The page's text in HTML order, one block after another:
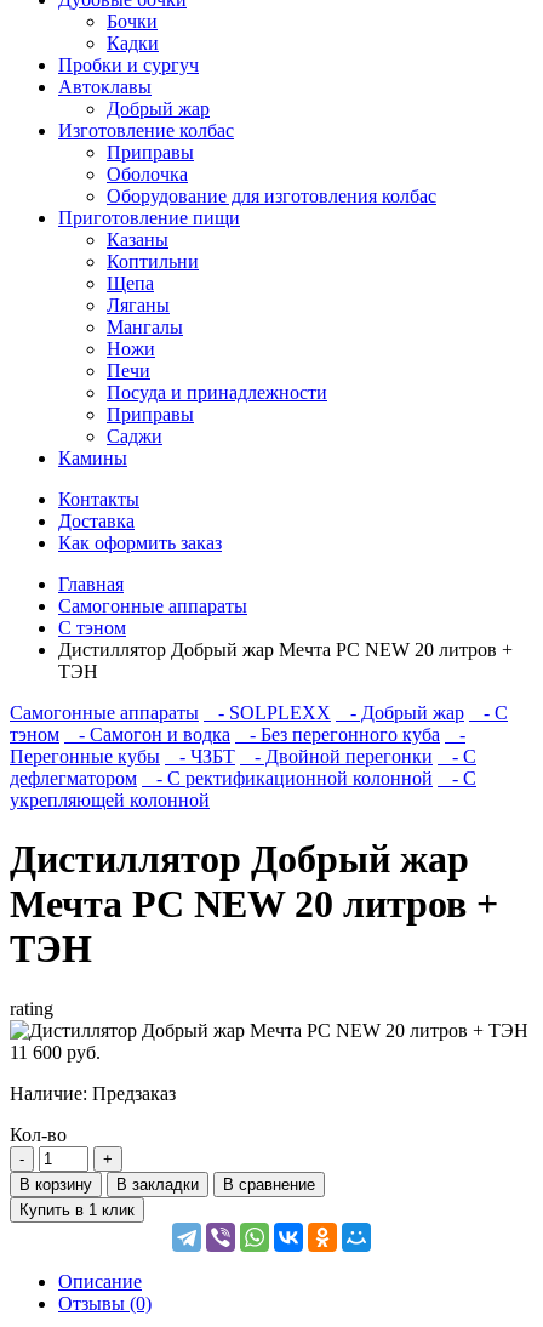
Бочки
Кадки
Пробки и сургуч
Автоклавы
Добрый жар
Изготовление колбас
Приправы
Оболочка
Оборудование для изготовления колбас
Приготовление пищи
Казаны
Коптильни
Щепа
Ляганы
Мангалы
Ножи
Печи
Посуда и принадлежности
Приправы
Саджи
Камины
Контакты
Доставка
Как оформить заказ
Главная
Самогонные аппараты
С тэном
Дистиллятор Добрый жар Мечта PC NEW 20 литров +
ТЭН
Самогонные аппараты
- SOLPLEXX - Добрый жар
- С
тэном
- Самогон и водка - Без перегонного куба
-
Перегонные кубы
- ЧЗБТ - Двойной перегонки
- С
дефлегматором
- С ректификационной колонной
- С
укрепляющей колонной
Дистиллятор Добрый жар
Мечта PC NEW 20 литров +
ТЭН
rating
11 600 руб.
Наличие: Предзаказ
Кол-во
В корзину В закладки
В сравнение
Купить в 1 клик
Описание
Отзывы (0)